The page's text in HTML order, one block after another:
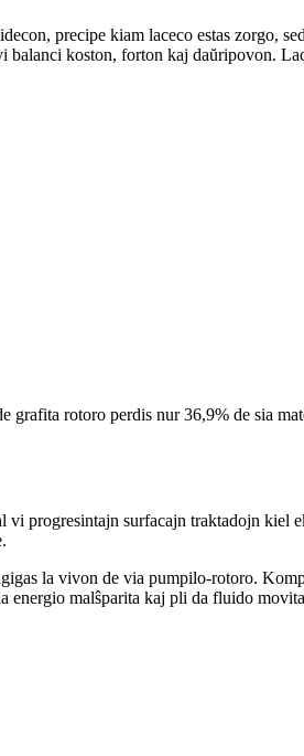
precipe kiam laceco estas zorgo,
koston, forton kaj daŭripovon.
grafita rotoro perdis nur 36,9% de sia
progresintajn surfacajn traktadojn kiel
la vivon de via pumpilo-rotoro.
malŝparita kaj pli da fluido